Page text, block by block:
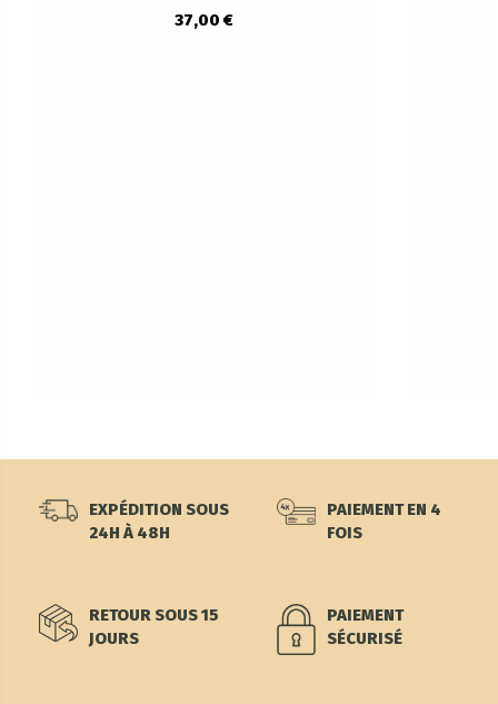
37,00 €
EXPÉDITION SOUS
24H À 48H
PAIEMENT EN 4
FOIS
RETOUR SOUS 15
JOURS
PAIEMENT
SÉCURISÉ